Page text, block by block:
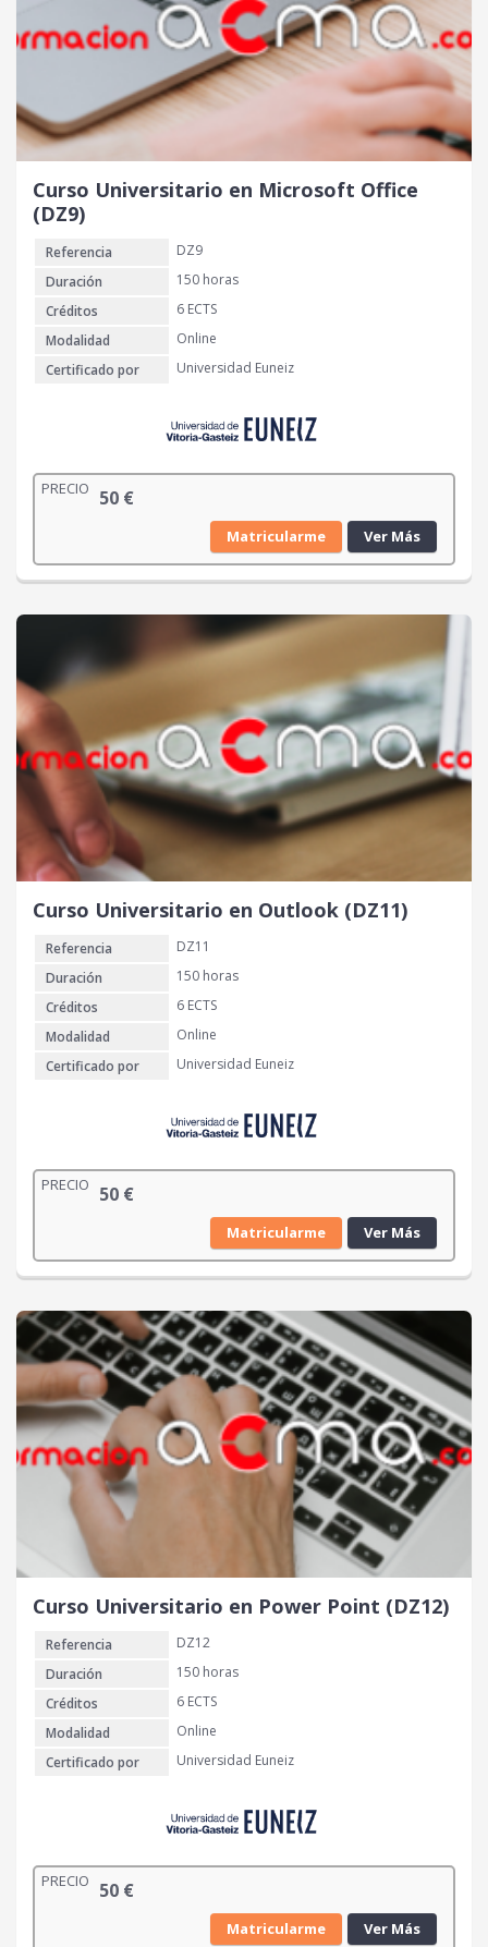
Curso Universitario en Microsoft Office
(DZ9)
Referencia
DZ9
Duración
150 horas
Créditos
6 ECTS
Modalidad
Online
Certificado por
Universidad Euneiz
PRECIO 50 €
Matricularme Ver Más
Curso Universitario en Outlook (DZ11)
Referencia
DZ11
Duración
150 horas
Créditos
6 ECTS
Modalidad
Online
Certificado por
Universidad Euneiz
PRECIO 50 €
Matricularme Ver Más
Curso Universitario en Power Point (DZ12)
Referencia
DZ12
Duración
150 horas
Créditos
6 ECTS
Modalidad
Online
Certificado por
Universidad Euneiz
PRECIO 50 €
Matricularme Ver Más